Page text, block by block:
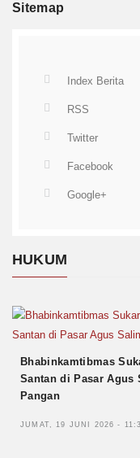
Sitemap
Index Berita
RSS
Twitter
Facebook
Google+
HUKUM
Bhabinkamtibmas
Santan di Pasar Agus
Pangan
JUMAT, 19 JUNI 2026 -